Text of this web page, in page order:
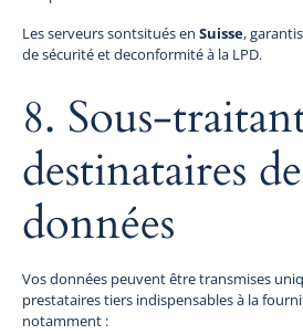
Les serveurs sontsitués en Suisse,
de sécurité et deconformité à la LPD.
8. Sous-
destinataires
données
Vos données peuvent être transmises
prestataires tiers indispensables à la
notamment :